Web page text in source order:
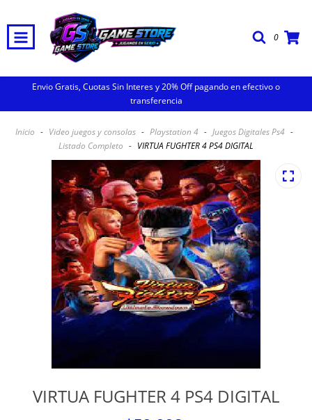
0
Envio Gratis, Cuotas Sin Interes y 20% Off pagando en efectivo o
transferencia
Inicio - Video juegos y consolas - Playstation 4 - Juegos Digitales Ps4 -
Listado Completo - VIRTUA FUGHTER 4 PS4 DIGITAL
VIRTUA FUGHTER 4 PS4 DIGITAL